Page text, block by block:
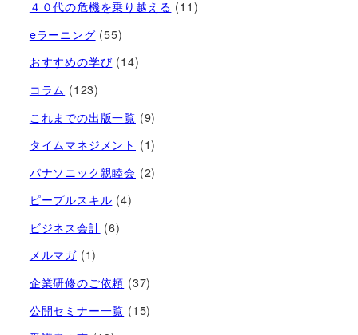
４０代の危機を乗り越える (11)
eラーニング (55)
おすすめの学び (14)
コラム (123)
これまでの出版一覧 (9)
タイムマネジメント (1)
パナソニック親睦会 (2)
ピープルスキル (4)
ビジネス会計 (6)
メルマガ (1)
企業研修のご依頼 (37)
公開セミナー一覧 (15)